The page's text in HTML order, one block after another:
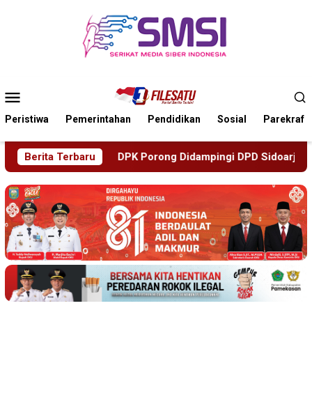
Mobile
Peristiwa Pemerintahan Pendidikan Sosial Parekraf
Berita Terbaru
Didampingi DPD Sidoarjo Datangi Inspektorat Tindaklanjuti